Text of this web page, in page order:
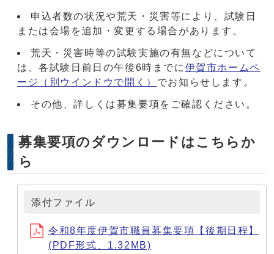
申込者数の状況や荒天・災害等により、試験日
または会場を追加・変更する場合があります。
荒天・災害時等の試験実施の有無などについて
は、各試験日前日の午後6時までに 伊賀市ホームペ
ージ
（別ウインドウで開く） でお知らせします。
その他、詳しくは募集要項をご確認ください。
募集要項のダウンロードはこちらか
ら
添付ファイル
令和8年度伊賀市職員募集要項【後期日程】
(PDF形式、1.32MB)